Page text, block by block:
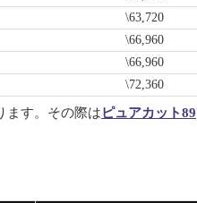
\63,720
\66,960
\66,960
\72,360
ます。その際は ピュアカット89